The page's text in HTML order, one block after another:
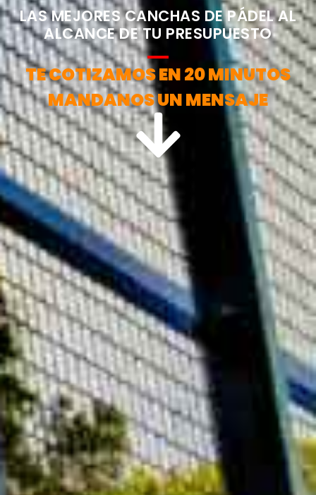
LAS MEJORES CANCHAS DE PÁDEL AL
ALCANCE DE TU PRESUPUESTO
TE COTIZAMOS EN 20 MINUTOS
MANDANOS UN MENSAJE